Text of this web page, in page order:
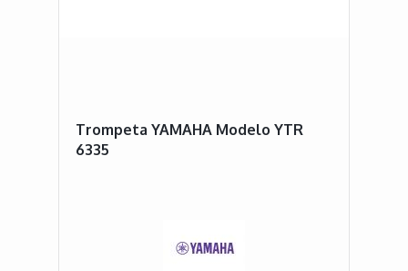
Trompeta YAMAHA Modelo YTR
6335